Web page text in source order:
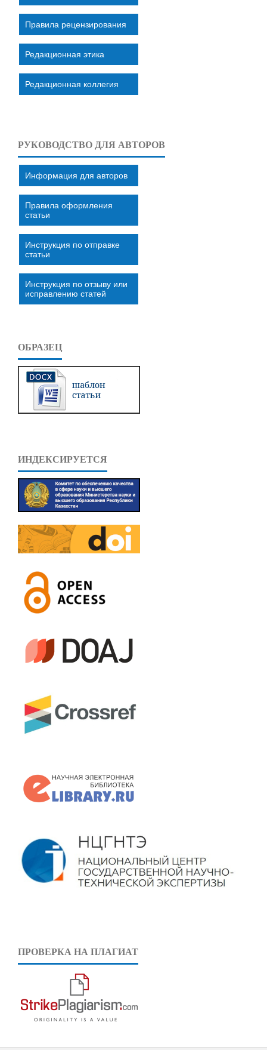
Правила рецензирования
Редакционная этика
Редакционная коллегия
РУКОВОДСТВО ДЛЯ АВТОРОВ
Информация для авторов
Правила оформления
статьи
Инструкция по отправке
статьи
Инструкция по отзыву или
исправлению статей
ОБРАЗЕЦ
ИНДЕКСИРУЕТСЯ
ПРОВЕРКА НА ПЛАГИАТ